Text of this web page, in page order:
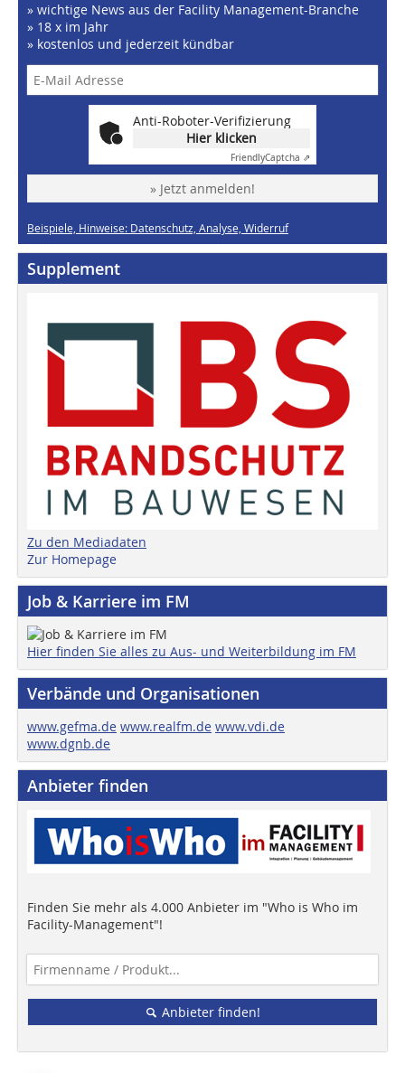
» wichtige News aus der Facility Management-Branche
» 18 x im Jahr
» kostenlos und jederzeit kündbar
Anti-Roboter-Verifizierung
Hier klicken
FriendlyCaptcha ⇗
» Jetzt anmelden!
Beispiele, Hinweise: Datenschutz, Analyse, Widerruf
Supplement
Zu den Mediadaten
Zur Homepage
Job & Karriere im FM
Hier finden Sie alles zu Aus- und Weiterbildung im FM
Verbände und Organisationen
www.gefma.de www.realfm.de www.vdi.de
www.dgnb.de
Anbieter finden
Finden Sie mehr als 4.000 Anbieter im "Who is Who im
Facility-Management"!
Anbieter finden!